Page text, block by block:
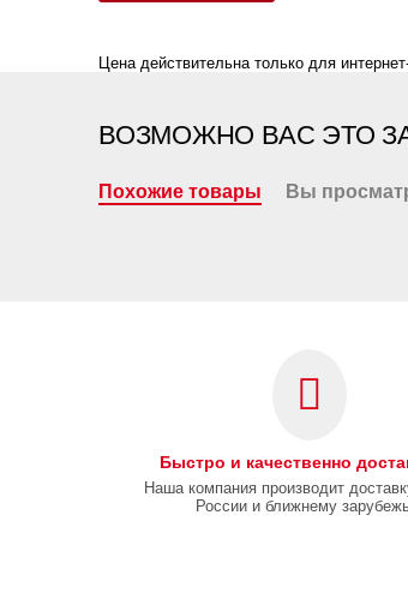
Цена действительна только для
ВОЗМОЖНО ВАС ЭТО
Похожие товары Вы
Быстро и качественно
Наша компания производит
России и ближнему